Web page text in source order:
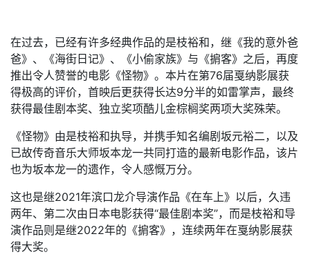
在过去，已经有许多经典作品的是枝裕和，继《我的意外爸
爸》、《海街日记》、《小偷家族》与《掮客》之后，再度
推出令人赞誉的电影《怪物》。本片在第76届戛纳影展获
得极高的评价，首映后更获得长达9分半的如雷掌声，最终
获得最佳剧本奖、独立奖项酷儿金棕榈奖两项大奖殊荣。
《怪物》由是枝裕和执导，并携手知名编剧坂元裕二，以及
已故传奇音乐大师坂本龙一共同打造的最新电影作品，该片
也为坂本龙一的遗作，令人感慨万分。
这也是继2021年滨口龙介导演作品《在车上》以后，久违
两年、第二次由日本电影获得“最佳剧本奖”，而是枝裕和导
演作品则是继2022年的《掮客》，连续两年在戛纳影展获
得大奖。